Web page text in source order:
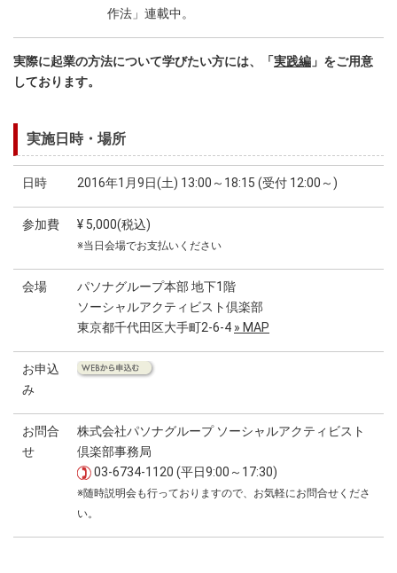
作法」連載中。
実際に起業の方法について学びたい方には、「実践編 」をご用意
しております。
実施日時・場所
日時 2016年1月9日(土) 13:00～18:15 (受付 12:00～)
参加費 ¥ 5,000(税込)
※当日会場でお支払いください
会場
パソナグループ本部 地下1階
ソーシャルアクティビスト倶楽部
東京都千代田区大手町2-6-4 » MAP
お申込
み
お問合
せ
株式会社パソナグループ ソーシャルアクティビスト
倶楽部事務局
03-6734-1120 (平日9:00～17:30)
※随時説明会も行っておりますので、お気軽にお問合せくださ
い。